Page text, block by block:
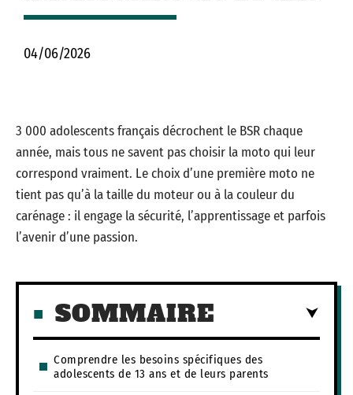
04/06/2026
3 000 adolescents français décrochent le BSR chaque
année, mais tous ne savent pas choisir la moto qui leur
correspond vraiment. Le choix d’une première moto ne
tient pas qu’à la taille du moteur ou à la couleur du
carénage : il engage la sécurité, l’apprentissage et parfois
l’avenir d’une passion.
SOMMAIRE
Comprendre les besoins spécifiques des
adolescents de 13 ans et de leurs parents